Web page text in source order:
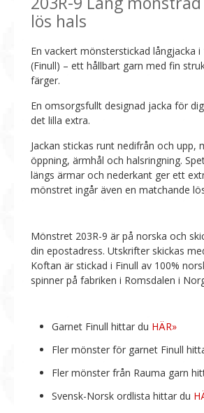
lös hals
En vackert mönsterstickad långjacka i
(Finull) – ett hållbart garn med fin
färger.
En omsorgsfullt designad jacka för
det lilla extra.
Jackan stickas runt nedifrån och upp,
öppning, ärmhål och halsringning.
längs ärmar och nederkant ger ett
mönstret ingår även en matchande
Mönstret 203R-9 är på norska och
din epostadress. Utskrifter skickas
Koftan är stickad i Finull av 100%
spinner på fabriken i Romsdalen i
Garnet Finull hittar du HÄR»
Fler mönster för garnet Finull
Fler mönster från Rauma garn
Svensk-Norsk ordlista hittar du